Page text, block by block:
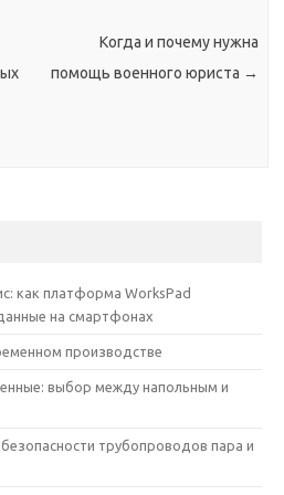
Когда и почему нужна
помощь военного юриста →
как платформа WorksPad
на смартфонах
производстве
выбор между напольным и
трубопроводов пара и